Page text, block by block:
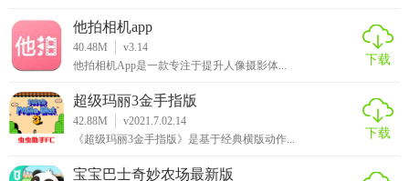
他拍相机app
40.48M
v3.14
他拍相机App是一款专注于提升人像摄影体...
下载
超级玛丽3金手指版
42.88M
v2021.7.02.14
《超级玛丽3金手指版》是基于经典横版动作...
下载
宝宝巴士奇妙农场最新版